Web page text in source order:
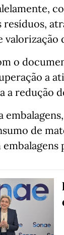
valorização
o
a
a redução
de